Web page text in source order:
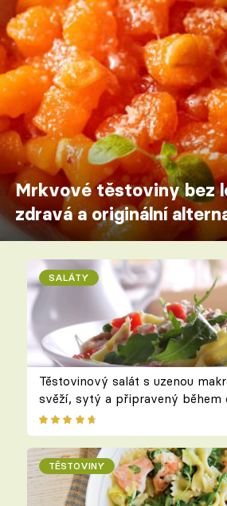
Mrkvové těstoviny bez
zdravá a originální
SALÁTY
Těstovinový salát s uzenou
svěží, sytý a připravený během
TĚSTOVINY